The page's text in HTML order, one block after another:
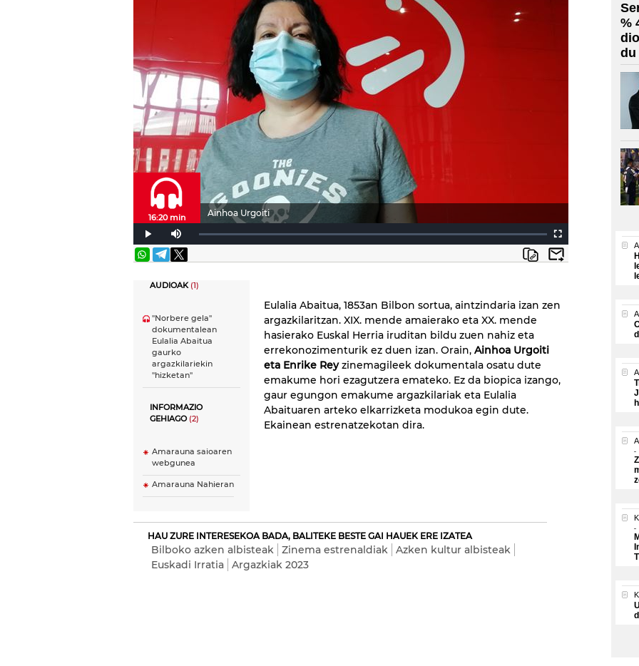
Ainhoa Urgoiti
16:20 min
AUDIOAK(1)
"Norbere gela"
dokumentalean
Eulalia Abaitua
gaurko
argazkilariekin
"hizketan"
INFORMAZIO
GEHIAGO(2)
Amarauna saioaren
webgunea
Amarauna Nahieran
Eulalia Abaitua, 1853an Bilbon sortua, aintzindaria izan zen
argazkilaritzan. XIX. mende amaierako eta XX. mende
hasierako Euskal Herria iruditan bildu zuen nahiz eta
errekonozimenturik ez duen izan. Orain, Ainhoa Urgoiti
eta Enrike Reyzinemagileek dokumentala osatu dute
emakume hori ezagutzera emateko. Ez da biopica izango,
gaur egungon emakume argazkilariak eta Eulalia
Abaituaren arteko elkarrizketa modukoa egin dute.
Ekainean estrenatzekotan dira.
HAU ZURE INTERESEKOA BADA, BALITEKE BESTE GAI HAUEK ERE IZATEA
Bilboko azken albisteak Zinema estrenaldiak
Azken kultur albisteak
Euskadi Irratia
Argazkiak 2023
%
du